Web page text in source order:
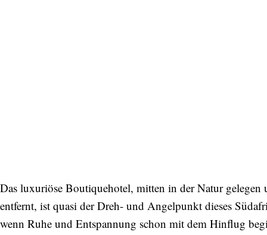
Das luxuriöse Boutiquehotel, mitten in der Natur
entfernt, ist quasi der Dreh- und Angelpunkt dieses
wenn Ruhe und Entspannung schon mit dem Hinflug